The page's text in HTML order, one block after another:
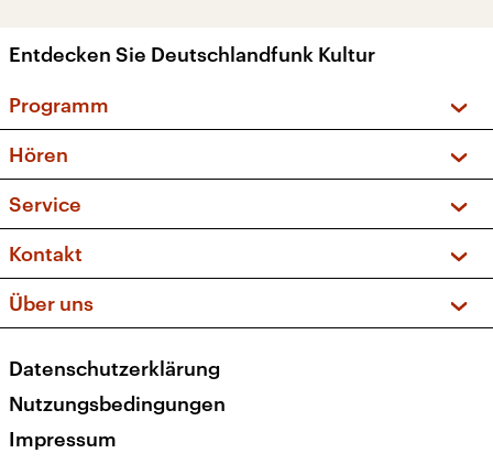
Entdecken Sie Deutschlandfunk Kultur
Programm
Sendungen und Podcasts
Musikliste
Kakadu – Das Kinderprogramm
Hören
Frequenzen (UKW + DAB+)
Service
FAQ
Apps
Newsletter
Veranstaltungen
Kontakt
Social Media
Über uns
Presse
Karriere
Transparenz
Datenschutzerklärung
Nutzungsbedingungen
Impressum